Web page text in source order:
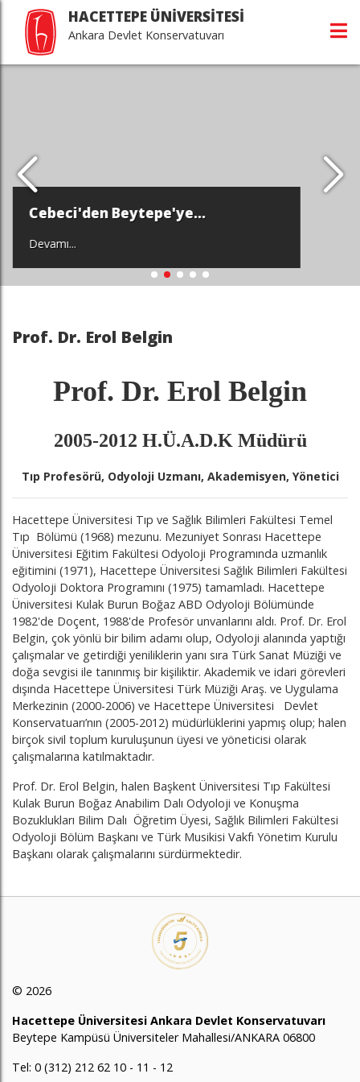
HACETTEPE ÜNİVERSİTESİ
Ankara Devlet Konservatuvarı
Cebeci'den Beytepe'ye...
Devamı...
Prof. Dr. Erol Belgin
Prof. Dr. Erol Belgin
2005-2012 H.Ü.A.D.K Müdürü
Tıp Profesörü, Odyoloji Uzmanı, Akademisyen, Yönetici
Hacettepe Üniversitesi Tıp ve Sağlık Bilimleri Fakültesi Temel
Tıp Bölümü (1968) mezunu. Mezuniyet Sonrası Hacettepe
Üniversitesi Eğitim Fakültesi Odyoloji Programında uzmanlık
eğitimini (1971), Hacettepe Üniversitesi Sağlık Bilimleri Fakültesi
Odyoloji Doktora Programını (1975) tamamladı. Hacettepe
Üniversitesi Kulak Burun Boğaz ABD Odyoloji Bölümünde
1982'de Doçent, 1988'de Profesör unvanlarını aldı. Prof. Dr. Erol
Belgin, çok yönlü bir bilim adamı olup, Odyoloji alanında yaptığı
çalışmalar ve getirdiği yeniliklerin yanı sıra Türk Sanat Müziği ve
doğa sevgisi ile tanınmış bir kişiliktir. Akademik ve idari görevleri
dışında Hacettepe Üniversitesi Türk Müziği Araş. ve Uygulama
Merkezinin (2000-2006) ve Hacettepe Üniversitesi Devlet
Konservatuarı’nın (2005-2012) müdürlüklerini yapmış olup; halen
birçok sivil toplum kuruluşunun üyesi ve yöneticisi olarak
çalışmalarına katılmaktadır.
Prof. Dr. Erol Belgin, halen Başkent Üniversitesi Tıp Fakültesi
Kulak Burun Boğaz Anabilim Dalı Odyoloji ve Konuşma
Bozuklukları Bilim Dalı Öğretim Üyesi, Sağlık Bilimleri Fakültesi
Odyoloji Bölüm Başkanı ve Türk Musikisi Vakfı Yönetim Kurulu
Başkanı olarak çalışmalarını sürdürmektedir.
© 2026
Hacettepe Üniversitesi Ankara Devlet Konservatuvarı
Beytepe Kampüsü Üniversiteler Mahallesi/ANKARA 06800
Tel: 0 (312) 212 62 10 - 11 - 12